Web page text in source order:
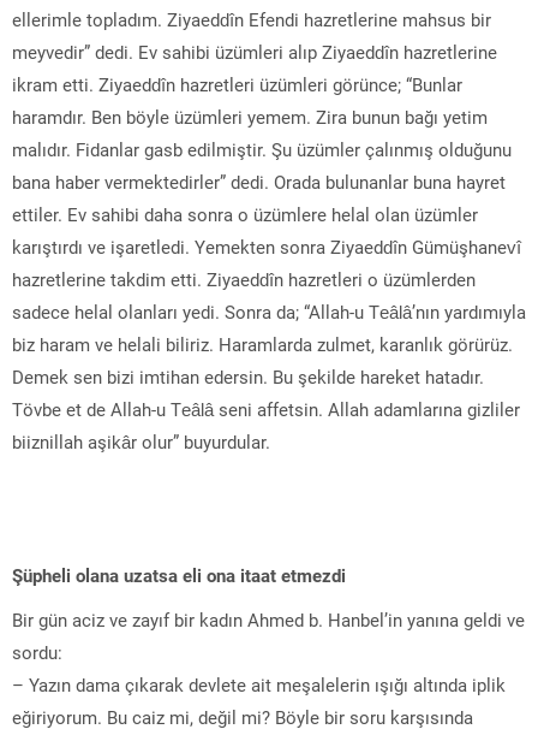
ellerimle topladım. Ziyaeddîn Efendi hazretlerine mahsus bir
meyvedir” dedi. Ev sahibi üzümleri alıp Ziyaeddîn hazretlerine
ikram etti. Ziyaeddîn hazretleri üzümleri görünce; “Bunlar
haramdır. Ben böyle üzümleri yemem. Zira bunun bağı yetim
malıdır. Fidanlar gasb edilmiştir. Şu üzümler çalınmış olduğunu
bana haber vermektedirler” dedi. Orada bulunanlar buna hayret
ettiler. Ev sahibi daha sonra o üzümlere helal olan üzümler
karıştırdı ve işaretledi. Yemekten sonra Ziyaeddîn Gümüşhanevî
hazretlerine takdim etti. Ziyaeddîn hazretleri o üzümlerden
sadece helal olanları yedi. Sonra da; “Allah-u Teâlâ’nın yardımıyla
biz haram ve helali biliriz. Haramlarda zulmet, karanlık görürüz.
Demek sen bizi imtihan edersin. Bu şekilde hareket hatadır.
Tövbe et de Allah-u Teâlâ seni affetsin. Allah adamlarına gizliler
biiznillah aşikâr olur” buyurdular.
Şüpheli olana uzatsa eli ona itaat etmezdi
Bir gün aciz ve zayıf bir kadın Ahmed b. Hanbel’in yanına geldi ve
sordu:
– Yazın dama çıkarak devlete ait meşalelerin ışığı altında iplik
eğiriyorum. Bu caiz mi, değil mi? Böyle bir soru karşısında